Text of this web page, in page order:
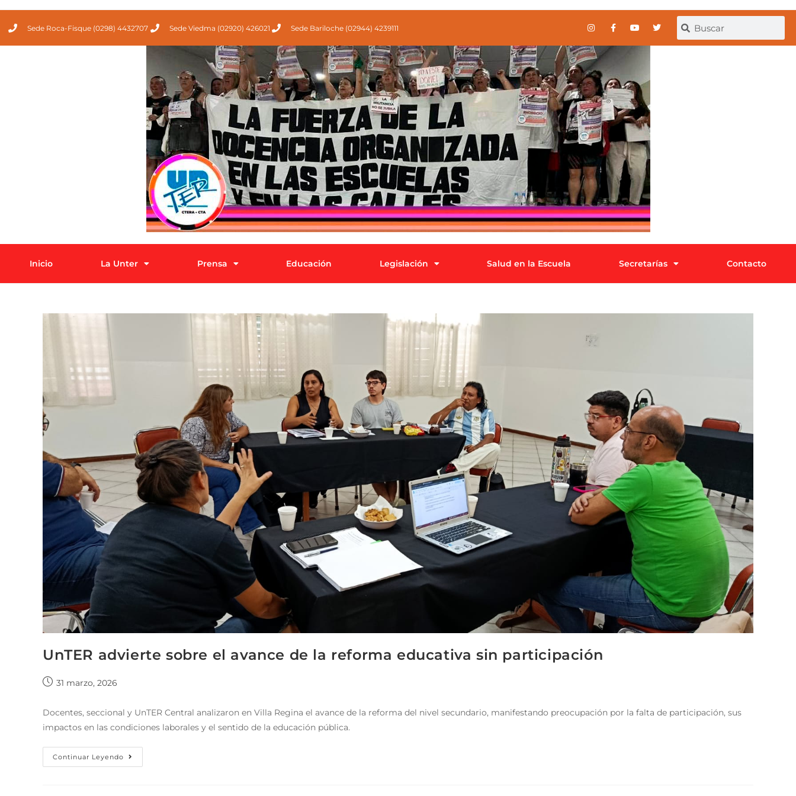
Sede Roca-Fisque (0298) 4432707 Sede Viedma (02920) 426021 Sede Bariloche (02944) 4239111
Inicio La Unter Prensa Educación Legislación Salud en la Escuela Secretarías Contacto
UnTER advierte sobre el avance de la reforma educativa sin participación
31 marzo, 2026
Docentes, seccional y UnTER Central analizaron en Villa Regina el avance de la reforma del nivel secundario, manifestando preocupación por la falta de participación, sus
impactos en las condiciones laborales y el sentido de la educación pública.
Continuar Leyendo